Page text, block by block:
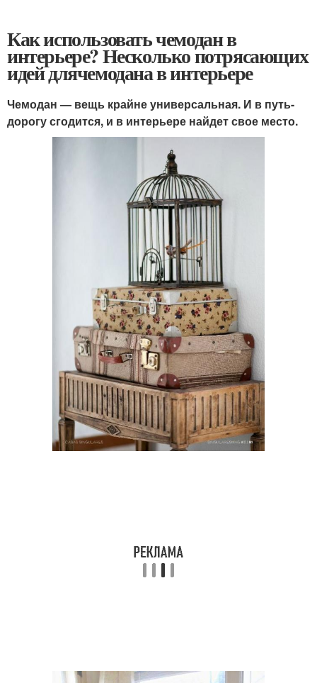
Как использовать чемодан в
интерьере? Несколько потрясающих
идей длячемодана в интерьере
Чемодан — вещь крайне универсальная. И в путь-
дорогу сгодится, и в интерьере найдет свое место.